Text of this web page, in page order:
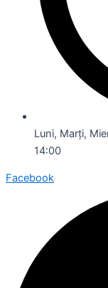
Luni, Marți,
14:00
Facebook